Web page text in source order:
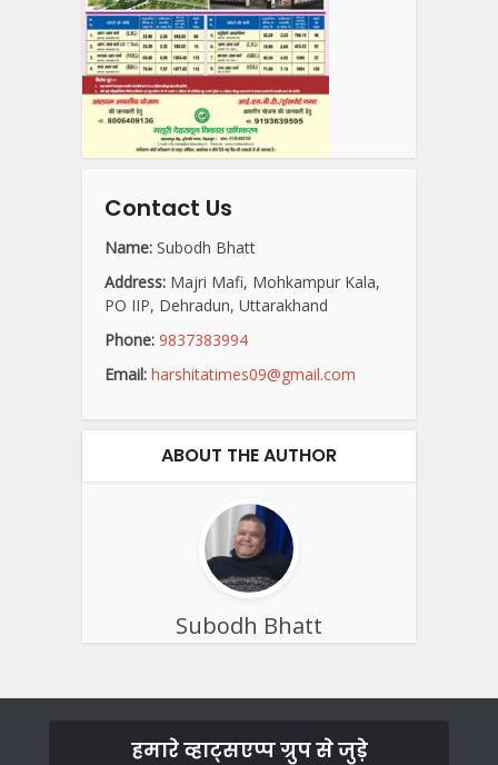
Contact Us
Name: Subodh Bhatt
Address: Majri Mafi, Mohkampur Kala,
PO IIP, Dehradun, Uttarakhand
Phone: 9837383994
Email: harshitatimes09@gmail.com
ABOUT THE AUTHOR
Subodh Bhatt
हमारे व्हाट्सएप्प ग्रुप से जुड़े